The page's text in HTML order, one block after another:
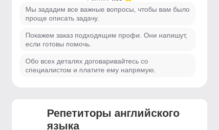
Мы зададим все важные вопросы, чтобы вам было
проще описать задачу.
Покажем заказ подходящим профи. Они напишут,
если готовы помочь.
Обо всех деталях договаривайтесь со
специалистом и платите ему напрямую.
Репетиторы английского
языка